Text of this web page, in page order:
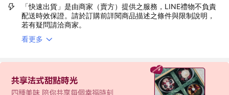
「快速出貨」是由商家（賣方）提供之服務，LINE禮物不負責
配送時效保證。請於訂購前詳閱商品描述之條件與限制說明，
若有疑問請洽商家。
看更多